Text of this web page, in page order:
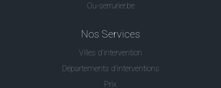
Ou-serrurier.be
Nos Services
Villes d'intervention
Départements d'interventions
Prix